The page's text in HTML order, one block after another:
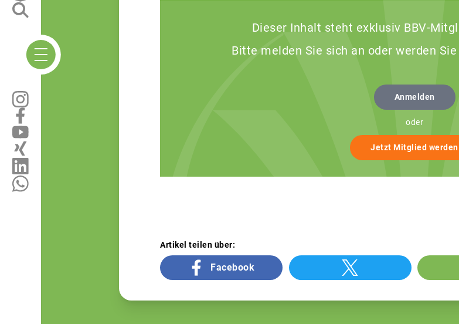
Dieser Inhalt steht exklusiv BBV-
Bitte melden Sie sich an oder werden
Anmelden
oder
Jetzt Mitglied werden
Artikel teilen über:
Facebook